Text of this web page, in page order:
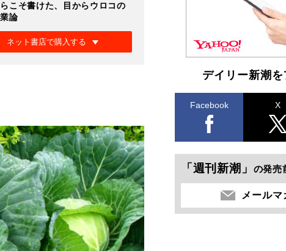
こそ書けた、目からウロコの
論
ネット書店で購入する
デイリー新潮
Facebook X
「週刊新潮」 の発売
メール